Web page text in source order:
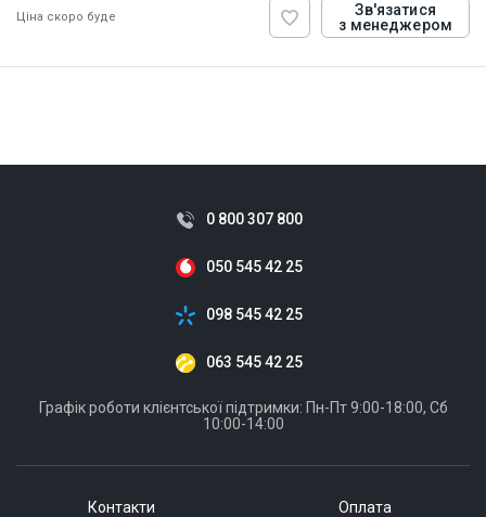
Ціна скоро буде
Зв'язатися
з менеджером
Контакти Оплата
0 800 307 800
050 545 42 25
098 545 42 25
063 545 42 25
Графік роботи клієнтської підтримки: Пн-Пт 9:00-18:00, Сб
10:00-14:00